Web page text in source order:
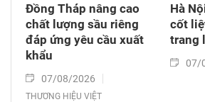
Đồng Tháp nâng cao
chất lượng sầu riêng
đáp ứng yêu cầu xuất
khẩu
07/08/2026
THƯƠNG HIỆU VIỆT
Hà
cốt
trang
07/